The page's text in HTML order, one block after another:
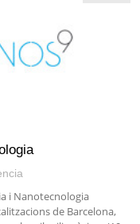
i Nanotecnologia
de Barcelona,